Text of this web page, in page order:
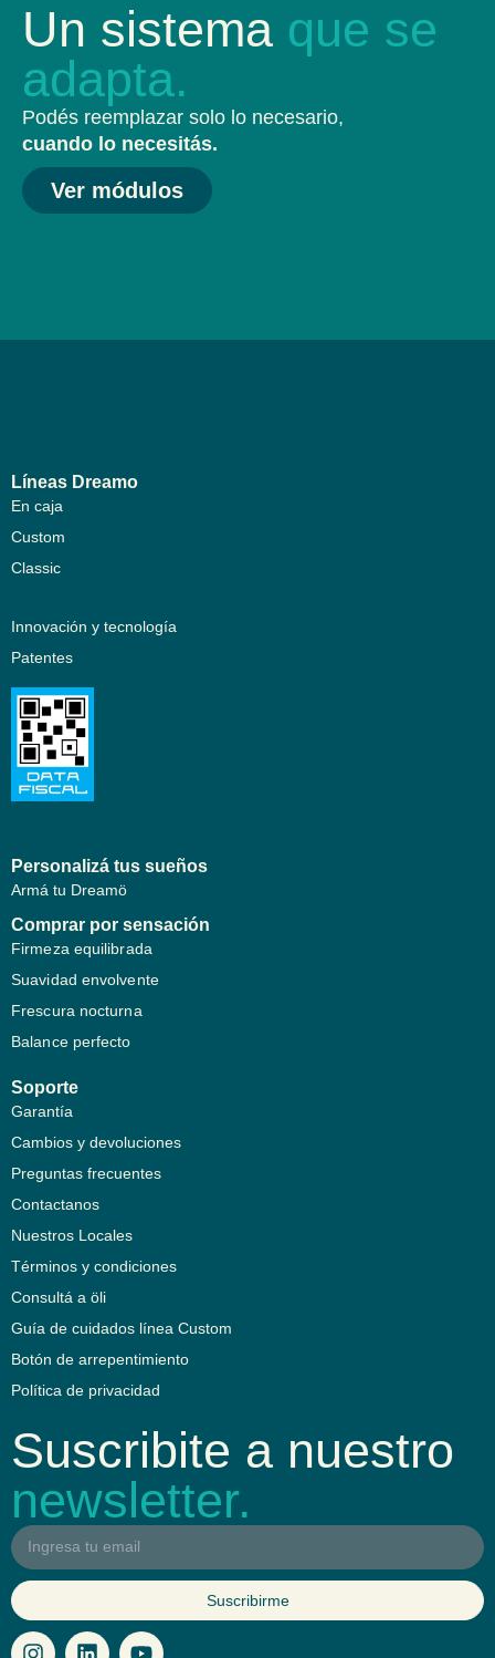
Un sistema que se
adapta.
Podés reemplazar solo lo necesario,
cuando lo necesitás.
Ver módulos
Líneas Dreamo
En caja
Custom
Classic
Innovación y tecnología
Patentes
Personalizá tus sueños
Armá tu Dreamö
Comprar por sensación
Firmeza equilibrada
Suavidad envolvente
Frescura nocturna
Balance perfecto
Soporte
Garantía
Cambios y devoluciones
Preguntas frecuentes
Contactanos
Nuestros Locales
Términos y condiciones
Consultá a öli
Guía de cuidados línea Custom
Botón de arrepentimiento
Política de privacidad
Suscribite a nuestro
newsletter.
Suscribirme
I
L
Y